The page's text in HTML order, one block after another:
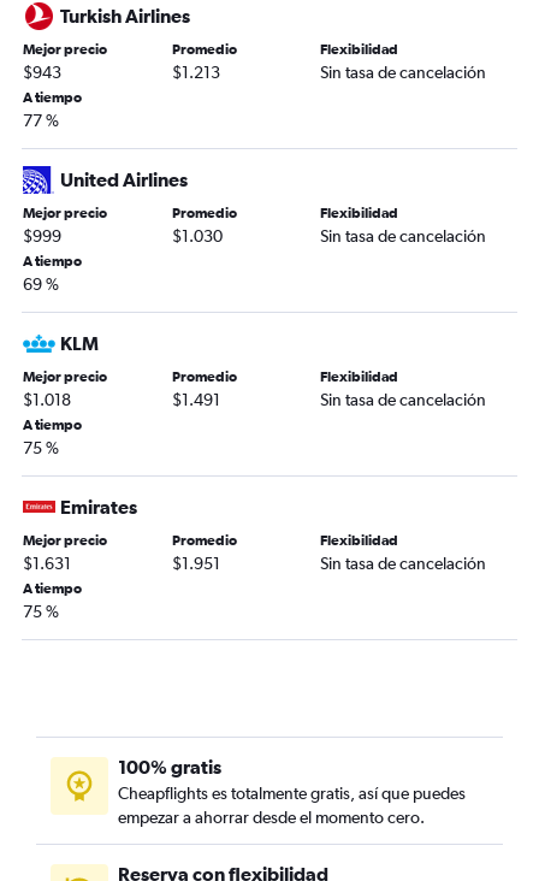
Turkish Airlines
Mejor precio
$943
Promedio
$1.213
Flexibilidad
Sin tasa de cancelación
A tiempo
77 %
United Airlines
Mejor precio
$999
Promedio
$1.030
Flexibilidad
Sin tasa de cancelación
A tiempo
69 %
KLM
Mejor precio
$1.018
Promedio
$1.491
Flexibilidad
Sin tasa de cancelación
A tiempo
75 %
Emirates
Mejor precio
$1.631
Promedio
$1.951
Flexibilidad
Sin tasa de cancelación
A tiempo
75 %
100% gratis
Cheapflights es totalmente gratis, así que puedes
empezar a ahorrar desde el momento cero.
Reserva con flexibilidad